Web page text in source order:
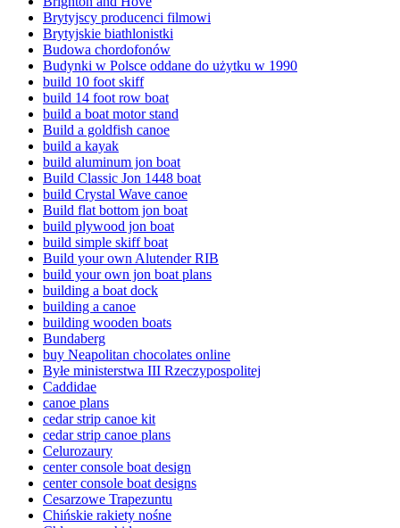
Brytyjscy producenci filmowi
Brytyjskie biathlonistki
Budowa chordofonów
Budynki w Polsce oddane do użytku w 1990
build 10 foot skiff
build 14 foot row boat
build a boat motor stand
Build a goldfish canoe
build a kayak
build aluminum jon boat
Build Classic Jon 1448 boat
build Crystal Wave canoe
Build flat bottom jon boat
build plywood jon boat
build simple skiff boat
Build your own Alutender RIB
build your own jon boat plans
building a boat dock
building a canoe
building wooden boats
Bundaberg
buy Neapolitan chocolates online
Byłe ministerstwa III Rzeczypospolitej
Caddidae
canoe plans
cedar strip canoe kit
cedar strip canoe plans
Celurozaury
center console boat design
center console boat designs
Cesarzowe Trapezuntu
Chińskie rakiety nośne